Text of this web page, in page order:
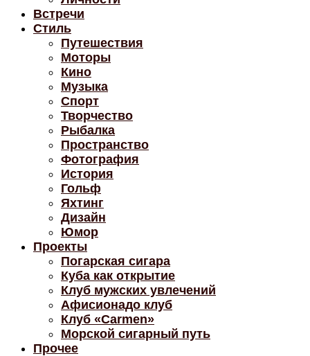
Встречи
Стиль
Путешествия
Моторы
Кино
Музыка
Спорт
Творчество
Рыбалка
Пространство
Фотография
История
Гольф
Яхтинг
Дизайн
Юмор
Проекты
Погарская сигара
Куба как открытие
Клуб мужских увлечений
Афисионадо клуб
Клуб «Carmen»
Морской сигарный путь
Прочее